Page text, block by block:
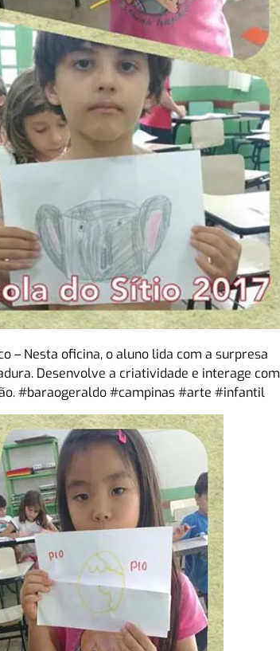
– Nesta oficina, o aluno lida com a surpresa
Desenvolve a criatividade e interage com
#baraogeraldo #campinas #arte #infantil